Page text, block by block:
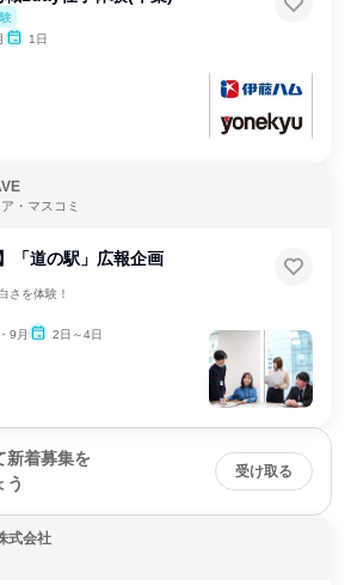
1日
・マスコミ
「道の駅」広報企画
さを体験！
9月 2日～4日
新着募集を
う
受け取る
式会社